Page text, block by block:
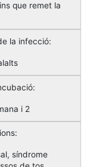
que remet la
la infecció:
i 2
síndrome